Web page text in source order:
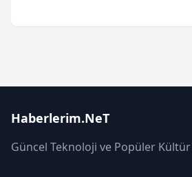
Haberlerim.NeT
Güncel Teknoloji ve Popüler Kültür